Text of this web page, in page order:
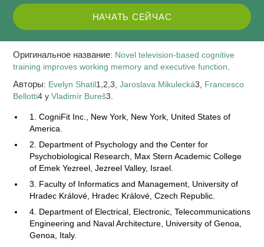
НАЧАТЬ СЕЙЧАС
Оригинальное название: Novel television-based cognitive
training improves working memory and executive function
Авторы: Evelyn Shatil1,2,3,Jaroslava Mikulecká3, Francesco
Bellotti4 yVladimír Bureš3.
1. CogniFit Inc., New York, New York, United States of
America.
2. Department of Psychology and the Center for
Psychobiological Research, Max Stern Academic College
of Emek Yezreel, Jezreel Valley, Israel.
3. Faculty of Informatics and Management, University of
Hradec Králové, Hradec Králové, Czech Republic.
4. Department of Electrical, Electronic, Telecommunications
Engineering and Naval Architecture, University of Genoa,
Genoa, Italy.